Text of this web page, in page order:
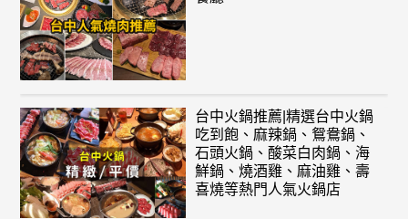
台中火鍋推薦|精選台中火鍋
吃到飽、麻辣鍋、鴛鴦鍋、
石頭火鍋、酸菜白肉鍋、海
鮮鍋、燒酒雞、麻油雞、壽
喜燒等熱門人氣火鍋店